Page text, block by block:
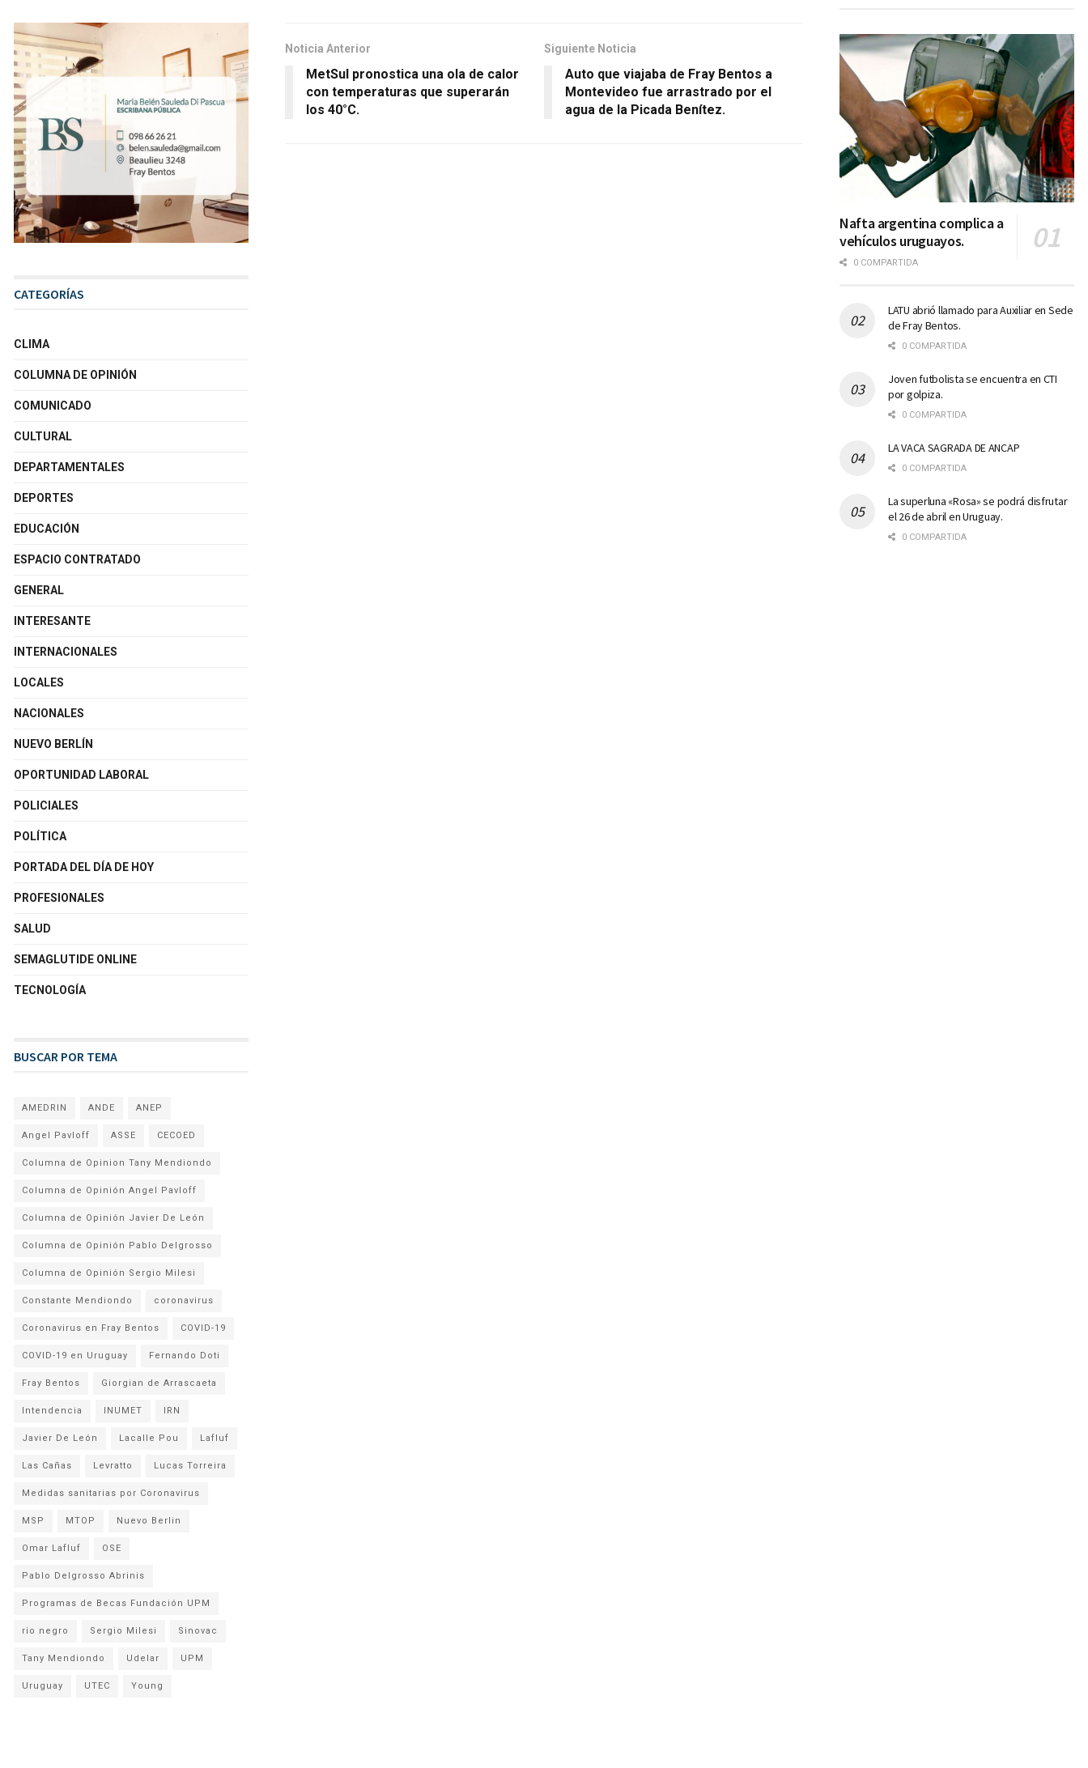
Noticia Anterior
MetSul pronostica una ola de calor
con temperaturas que superarán
los 40°C.
Siguiente Noticia
Auto que viajaba de Fray Bentos a
Montevideo fue arrastrado por el
agua de la Picada Benítez.
CATEGORÍAS
CLIMA
COLUMNA DE OPINIÓN
COMUNICADO
CULTURAL
DEPARTAMENTALES
DEPORTES
EDUCACIÓN
ESPACIO CONTRATADO
GENERAL
INTERESANTE
INTERNACIONALES
LOCALES
NACIONALES
NUEVO BERLÍN
OPORTUNIDAD LABORAL
POLICIALES
POLÍTICA
PORTADA DEL DÍA DE HOY
PROFESIONALES
SALUD
SEMAGLUTIDE ONLINE
TECNOLOGÍA
BUSCAR POR TEMA
AMEDRIN ANDE ANEP
Angel Pavloff ASSE CECOED
Columna de Opinion Tany Mendiondo
Columna de Opinión Angel Pavloff
Columna de Opinión Javier De León
Columna de Opinión Pablo Delgrosso
Columna de Opinión Sergio Milesi
Constante Mendiondo coronavirus
Coronavirus en Fray Bentos COVID-19
COVID-19 en Uruguay Fernando Doti
Fray Bentos Giorgian de Arrascaeta
Intendencia INUMET IRN
Javier De León Lacalle Pou Lafluf
Las Cañas Levratto Lucas Torreira
Medidas sanitarias por Coronavirus
MSP MTOP Nuevo Berlin
Omar Lafluf OSE
Pablo Delgrosso Abrinis
Programas de Becas Fundación UPM
rio negro Sergio Milesi Sinovac
Tany Mendiondo Udelar UPM
Uruguay UTEC Young
Nafta argentina complica a
vehículos uruguayos.
0 COMPARTIDA
LATU abrió llamado para Auxiliar en Sede
de Fray Bentos.
0 COMPARTIDA
Joven futbolista se encuentra en CTI
por golpiza.
0 COMPARTIDA
LA VACA SAGRADA DE ANCAP
0 COMPARTIDA
La superluna «Rosa» se podrá disfrutar
el 26 de abril en Uruguay.
0 COMPARTIDA